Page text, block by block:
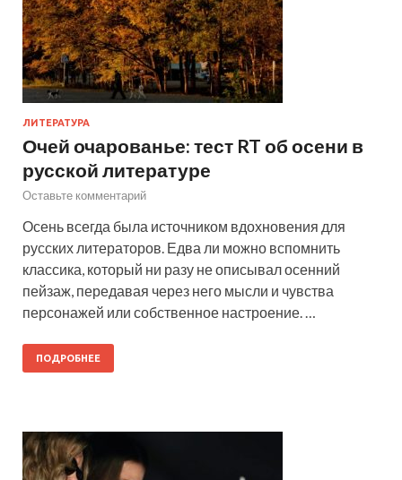
ЛИТЕРАТУРА
Очей очарованье: тест RT об осени в
русской литературе
Оставьте комментарий
Осень всегда была источником вдохновения для
русских литераторов. Едва ли можно вспомнить
классика, который ни разу не описывал осенний
пейзаж, передавая через него мысли и чувства
персонажей или собственное настроение. …
ПОДРОБНЕЕ